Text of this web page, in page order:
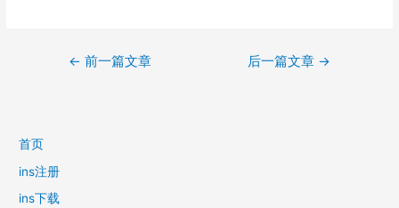
← 前一篇文章 后一篇文章 →
首页
ins注册
ins下载